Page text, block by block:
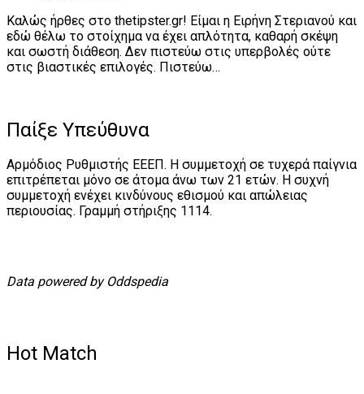
Καλώς ήρθες στο thetipster.gr! Είμαι η Ειρήνη Στεριανού και
εδώ θέλω το στοίχημα να έχει απλότητα, καθαρή σκέψη
και σωστή διάθεση. Δεν πιστεύω στις υπερβολές ούτε
στις βιαστικές επιλογές. Πιστεύω…
Παίξε Υπεύθυνα
Αρμόδιος Ρυθμιστής ΕΕΕΠ. Η συμμετοχή σε τυχερά παίγνια
επιτρέπεται μόνο σε άτομα άνω των 21 ετών. Η συχνή
συμμετοχή ενέχει κινδύνους εθισμού και απώλειας
περιουσίας. Γραμμή στήριξης 1114.
Data powered by Oddspedia
Hot Match